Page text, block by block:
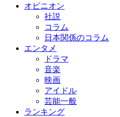
オピニオン
社説
コラム
日本関係のコラム
エンタメ
ドラマ
音楽
映画
アイドル
芸能一般
ランキング